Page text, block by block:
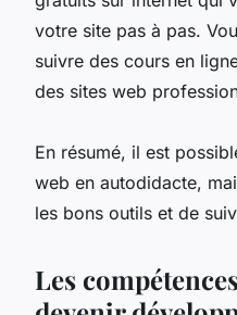
votre site pas à pas.
suivre des cours en
des sites web
En résumé, il est
web en autodidacte,
les bons outils et de
Les